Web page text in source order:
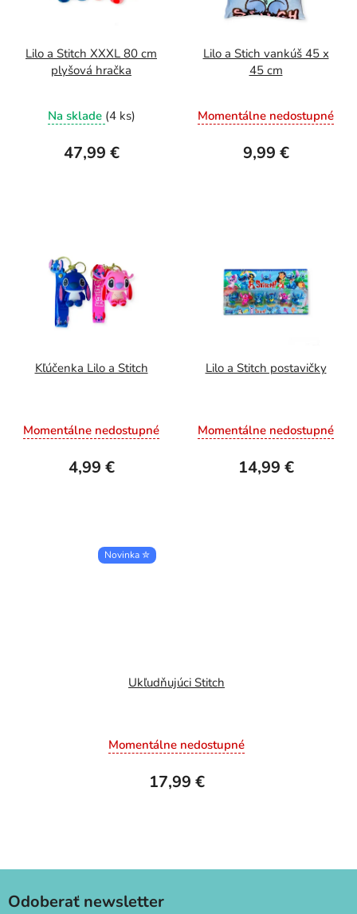
Lilo a Stitch XXXL 80 cm
plyšová hračka
Na sklade (4 ks)
47,99 €
Lilo a Stich vankúš 45 x
45 cm
Momentálne nedostupné
9,99 €
Kľúčenka Lilo a Stitch
Momentálne nedostupné
4,99 €
Lilo a Stitch postavičky
Momentálne nedostupné
14,99 €
Novinka ✮
Ukľudňujúci Stitch
Momentálne nedostupné
17,99 €
Odoberať newsletter